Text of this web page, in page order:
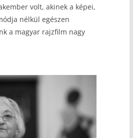
volt, akinek a képei,
nélkül egészen
a magyar rajzfilm nagy